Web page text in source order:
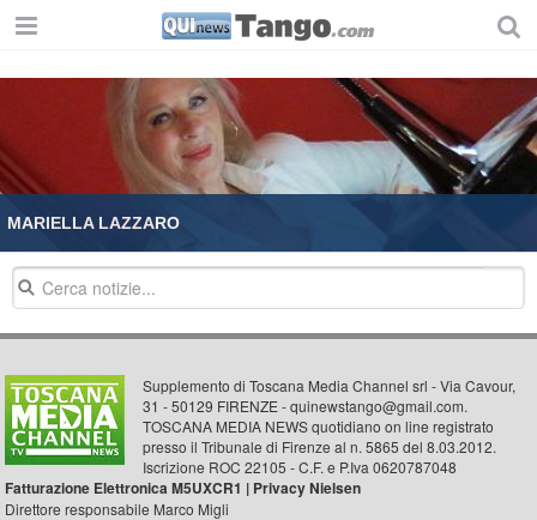
MARIELLA LAZZARO
Supplemento di Toscana Media Channel srl - Via Cavour,
31 - 50129 FIRENZE - quinewstango@gmail.com.
TOSCANA MEDIA NEWS quotidiano on line registrato
presso il Tribunale di Firenze al n. 5865 del 8.03.2012.
Iscrizione ROC 22105 - C.F. e P.Iva 0620787048
Fatturazione Elettronica M5UXCR1 | Privacy Nielsen
Direttore responsabile Marco Migli